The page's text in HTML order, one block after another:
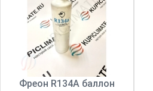
Фреон R134A баллон